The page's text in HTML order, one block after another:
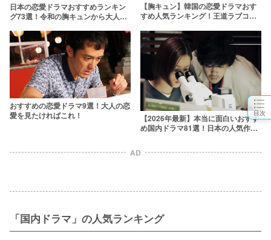
目次
日本の恋愛ドラマおすすめランキン
グ73選！令和の胸キュンから大人向
【胸キュン】韓国の恋愛ドラマおす
すめ人気ランキング！王道ラブコメ
おすすめの恋愛ドラマ9選！大人の恋
愛を見たければこれ！
【2026年最新】本当に面白いおすす
め国内ドラマ81選！日本の人気作品
AD
「国内ドラマ」の人気ランキング